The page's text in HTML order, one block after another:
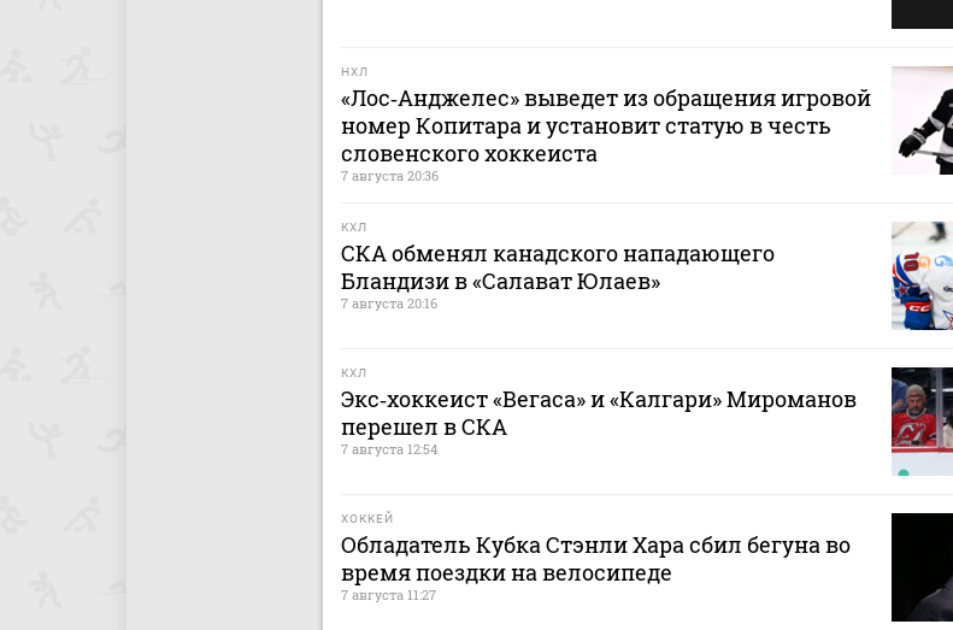
НХЛ
«Лос‑Анджелес» выведет из обращения игровой
номер Копитара и установит статую в честь
словенского хоккеиста
7 августа 20:36
КХЛ
СКА обменял канадского нападающего
Бландизи в «Салават Юлаев»
7 августа 20:16
КХЛ
Экс‑хоккеист «Вегаса» и «Калгари» Мироманов
перешел в СКА
7 августа 12:54
ХОККЕЙ
Обладатель Кубка Стэнли Хара сбил бегуна во
время поездки на велосипеде
7 августа 11:27